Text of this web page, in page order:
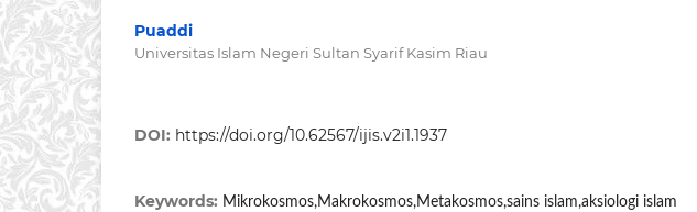
Puaddi
Universitas Islam Negeri Sultan Syarif Kasim Riau
DOI: https://doi.org/10.62567/ijis.v2i1.1937
Keywords: Mikrokosmos,Makrokosmos,Metakosmos,sains islam,aksiologi islam